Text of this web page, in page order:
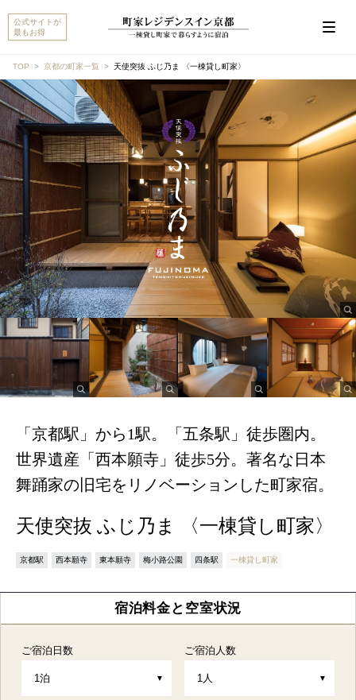
公式サイトが
最もお得
TOP 京都の町家一覧 天使突抜 ふじ乃ま 〈一棟貸し町家〉
「京都駅」から1駅。「五条駅」徒歩圏内。
世界遺産「西本願寺」徒歩5分。著名な日本
舞踊家の旧宅をリノベーションした町家宿。
天使突抜 ふじ乃ま 〈一棟貸し町家〉
京都駅 西本願寺 東本願寺 梅小路公園 四条駅 一棟貸し町家
宿泊料金と空室状況
ご宿泊日数 ご宿泊人数
こんにちは。 『天使突抜 ふじ乃ま 〈一棟貸し町家〉』
について、ご質問があればお聞かせください。
チェックイン/チェックアウト
設備・アメニティ
アクセス・駐車場
キャンセルポリシー
他のおすすめ町家